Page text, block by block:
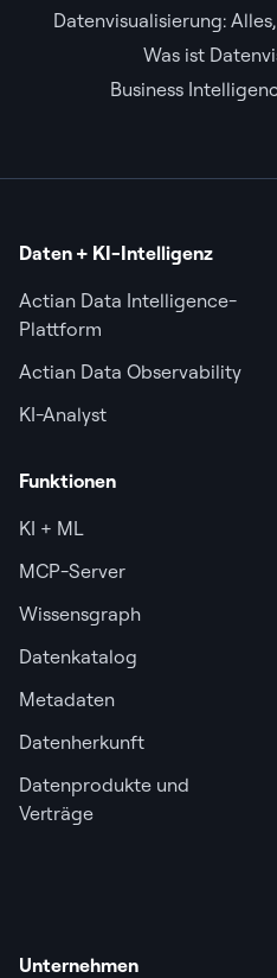
Datenvisualisierung:
Was ist
Business
Daten + KI-Intelligenz
Actian Data Intelligence-
Plattform
Actian Data Observability
KI-Analyst
Funktionen
KI + ML
MCP-Server
Wissensgraph
Datenkatalog
Metadaten
Datenherkunft
Datenprodukte und
Verträge
Unternehmen